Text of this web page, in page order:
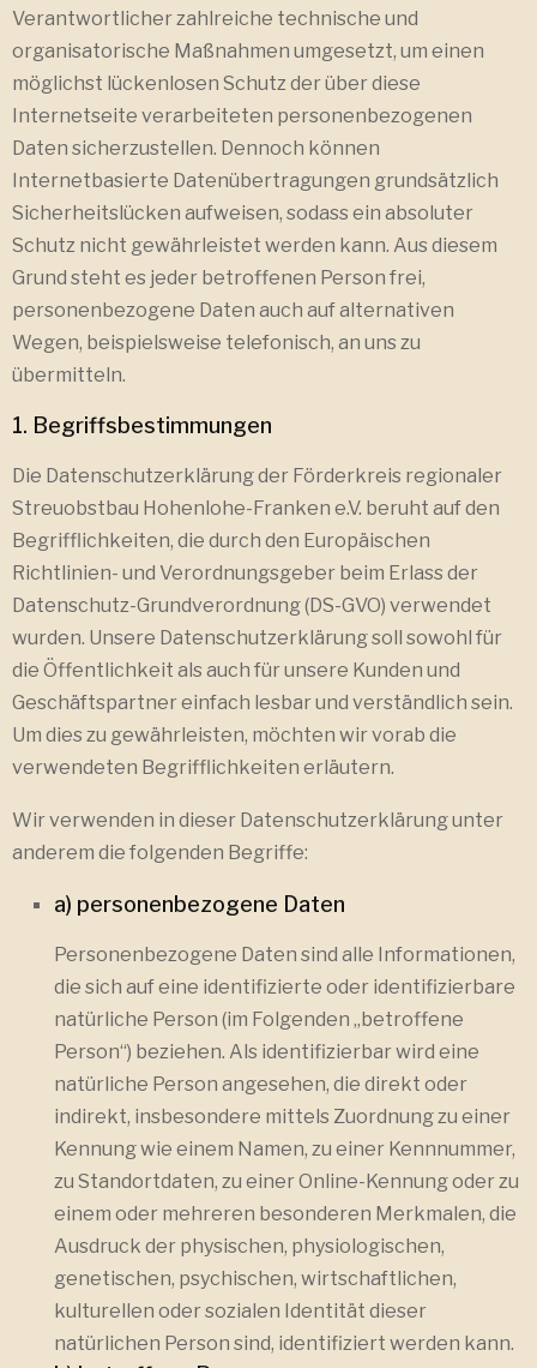
Verantwortlicher zahlreiche technische und
organisatorische Maßnahmen umgesetzt, um einen
möglichst lückenlosen Schutz der über diese
Internetseite verarbeiteten personenbezogenen
Daten sicherzustellen. Dennoch können
Internetbasierte Datenübertragungen grundsätzlich
Sicherheitslücken aufweisen, sodass ein absoluter
Schutz nicht gewährleistet werden kann. Aus diesem
Grund steht es jeder betroffenen Person frei,
personenbezogene Daten auch auf alternativen
Wegen, beispielsweise telefonisch, an uns zu
übermitteln.
1. Begriffsbestimmungen
Die Datenschutzerklärung der Förderkreis regionaler
Streuobstbau Hohenlohe-Franken e.V. beruht auf den
Begrifflichkeiten, die durch den Europäischen
Richtlinien- und Verordnungsgeber beim Erlass der
Datenschutz-Grundverordnung (DS-GVO) verwendet
wurden. Unsere Datenschutzerklärung soll sowohl für
die Öffentlichkeit als auch für unsere Kunden und
Geschäftspartner einfach lesbar und verständlich sein.
Um dies zu gewährleisten, möchten wir vorab die
verwendeten Begrifflichkeiten erläutern.
Wir verwenden in dieser Datenschutzerklärung unter
anderem die folgenden Begriffe:
a) personenbezogene Daten
Personenbezogene Daten sind alle Informationen,
die sich auf eine identifizierte oder identifizierbare
natürliche Person (im Folgenden „betroffene
Person“) beziehen. Als identifizierbar wird eine
natürliche Person angesehen, die direkt oder
indirekt, insbesondere mittels Zuordnung zu einer
Kennung wie einem Namen, zu einer Kennnummer,
zu Standortdaten, zu einer Online-Kennung oder zu
einem oder mehreren besonderen Merkmalen, die
Ausdruck der physischen, physiologischen,
genetischen, psychischen, wirtschaftlichen,
kulturellen oder sozialen Identität dieser
natürlichen Person sind, identifiziert werden kann.